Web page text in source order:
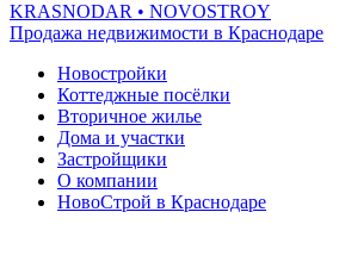
KRASNODAR • NOVOSTROY
Продажа недвижимости в Краснодаре
Новостройки
Коттеджные посёлки
Вторичное жилье
Дома и участки
Застройщики
О компании
НовоСтрой в Краснодаре